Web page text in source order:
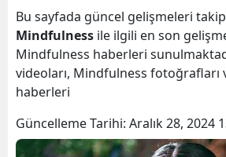
Bu sayfada güncel gelişmeleri
Mindfulness ile ilgili en son
Mindfulness haberleri
videoları, Mindfulness fotoğrafları
haberleri
Güncelleme Tarihi: Aralık 28, 2024